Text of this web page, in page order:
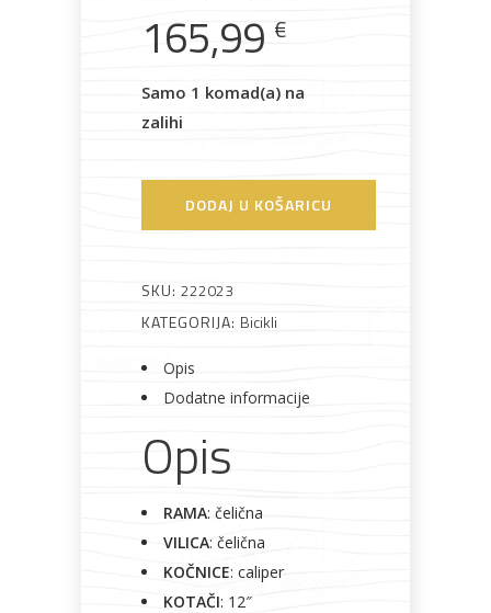
Boje i Građevinski
galanterija
Elektromaterijal
roba za
165,99 €
Samo 1 komad(a) na
zalihi
DODAJ U KOŠARICU
SKU: 222023
KATEGORIJA: Bicikli
Opis
Dodatne informacije
Opis
RAMA: čelična
VILICA: čelična
KOČNICE: caliper
KOTAČI: 12″